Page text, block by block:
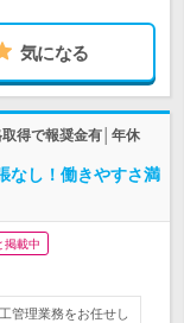
気になる
得で報奨金有│年休
なし！働きやすさ満
掲載中
管理業務をお任せし